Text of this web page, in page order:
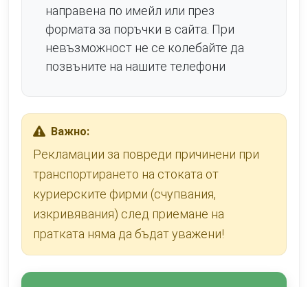
направена по имейл или през
формата за поръчки в сайта. При
невъзможност не се колебайте да
позвъните на нашите телефони
Важно:
Рекламации за повреди причинени при
транспортирането на стоката от
куриерските фирми (счупвания,
изкривявания) след приемане на
пратката няма да бъдат уважени!